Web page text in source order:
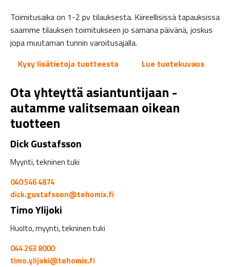
Toimitusaika on 1-2 pv tilauksesta. Kiireellisissä tapauksissa
saamme tilauksen toimitukseen jo samana päivänä, joskus
jopa muutaman tunnin varoitusajalla.
Kysy lisätietoja tuotteesta
Lue tuotekuvaus
Ota yhteyttä asiantuntijaan -
autamme valitsemaan oikean
tuotteen
Dick Gustafsson
Myynti, tekninen tuki
040 546 4874
dick.gustafsson@tehomix.fi
Timo Ylijoki
Huolto, myynti, tekninen tuki
044 263 8000
timo.ylijoki@tehomix.fi